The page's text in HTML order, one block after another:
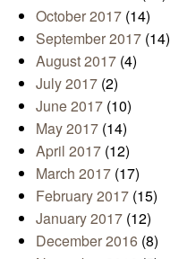
October 2017 (14)
September 2017 (14)
August 2017 (4)
July 2017 (2)
June 2017 (10)
May 2017 (14)
April 2017 (12)
March 2017 (17)
February 2017 (15)
January 2017 (12)
December 2016 (8)